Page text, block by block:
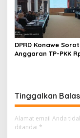
DPRD Konawe
Anggaran TP-PKK
Tinggalkan
Alamat email Anda
ditandai *